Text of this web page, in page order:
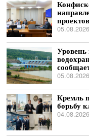
Уровень
Кремль
борьбу